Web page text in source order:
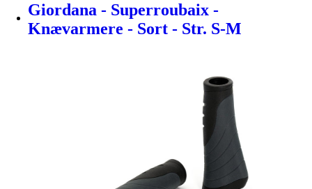
Giordana - Superroubaix -
Knævarmere - Sort - Str. S-M